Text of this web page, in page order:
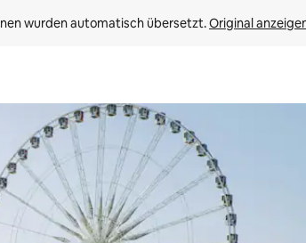
wurden automatisch übersetzt. Original